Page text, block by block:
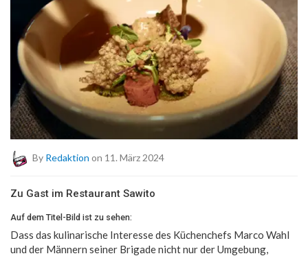
By Redaktion on 11. März 2024
Zu Gast im Restaurant Sawito
Auf dem Titel-Bild ist zu sehen:
Dass das kulinarische Interesse des Küchenchefs Marco Wahl
und der Männern seiner Brigade nicht nur der Umgebung,